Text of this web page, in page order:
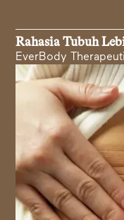
Rahasia Tubuh
EverBody